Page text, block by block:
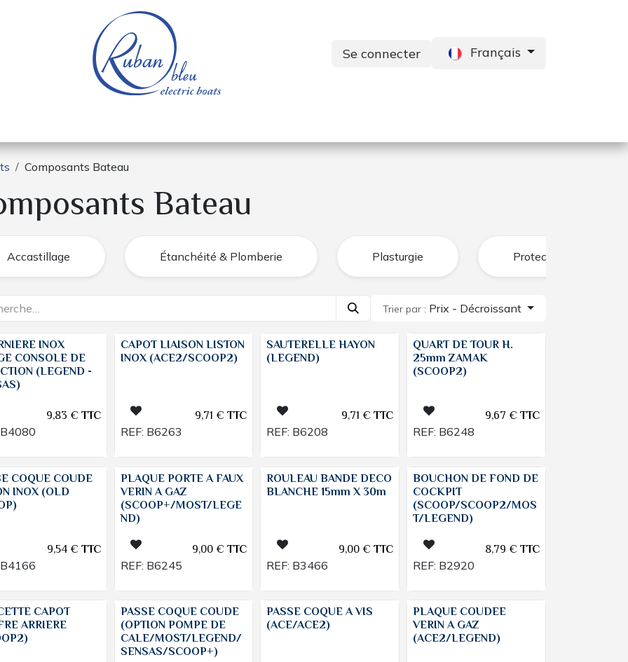
Se connecter Français
Composants Bateau
Bateau
Accastillage Étanchéité & Plomberie Plasturgie Protection
Trier par : Prix - Décroissant
INOX
CONSOLE DE
(LEGEND -
9,83 €TTC
B4080
CAPOT LIAISON LISTON
INOX (ACE2/SCOOP2)
9,71 €TTC
REF: B6263
SAUTERELLE HAYON
(LEGEND)
9,71 €TTC
REF: B6208
QUART DE TOUR H.
25mm ZAMAK
(SCOOP2)
9,67 €TTC
REF: B6248
COQUE COUDE
INOX (OLD
9,54€TTC
B4166
PLAQUE PORTE A FAUX
VERIN A GAZ
(SCOOP+/MOST/LEGE
ND)
9,00 €TTC
REF: B6245
ROULEAU BANDE DECO
BLANCHE 15mm X 30m
9,00 €TTC
REF: B3466
BOUCHON DE FOND DE
COCKPIT
(SCOOP/SCOOP2/MOS
T/LEGEND)
8,79 €TTC
REF: B2920
CAPOT
ARRIERE
PASSE COQUE COUDE
(OPTION POMPE DE
CALE/MOST/LEGEND/
SENSAS/SCOOP+)
PASSE COQUE A VIS
(ACE/ACE2)
PLAQUE COUDEE
VERIN A GAZ
(ACE2/LEGEND)